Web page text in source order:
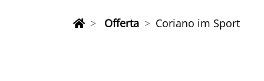
Offerta Coriano im Sport